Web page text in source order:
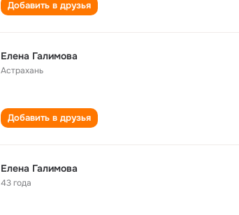
Добавить в друзья
Елена Галимова
Астрахань
Добавить в друзья
Елена Галимова
43 года